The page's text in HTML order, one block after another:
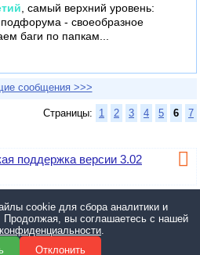
, самый верхний уровень:
подфорума - своеобразное
баги по папкам...
сообщения >>>
Страницы: 1 2 3 4 5 6 7
поддержка версии 3.02
сообщений в эту тему.
конфиденциальности
cookies
Board Pro3.05 Rebuild 2 © 2013-2026,
cookie для сбора аналитики и
Продолжая, вы соглашаетесь с нашей
.
Отклонить